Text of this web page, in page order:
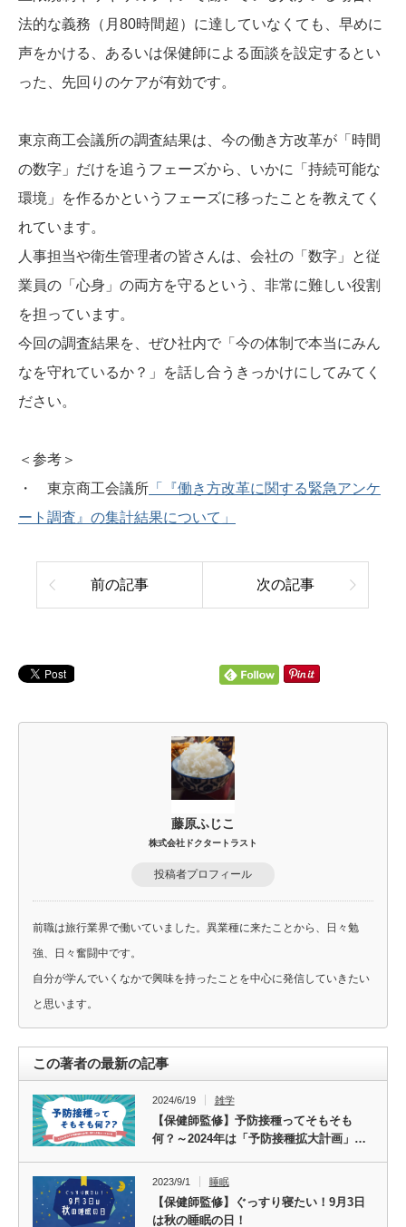
法的な義務（月80時間超）に達していなくても、早めに
声をかける、あるいは保健師による面談を設定するとい
った、先回りのケアが有効です。
東京商工会議所の調査結果は、今の働き方改革が「時間
の数字」だけを追うフェーズから、いかに「持続可能な
環境」を作るかというフェーズに移ったことを教えてく
れています。
人事担当や衛生管理者の皆さんは、会社の「数字」と従
業員の「心身」の両方を守るという、非常に難しい役割
を担っています。
今回の調査結果を、ぜひ社内で「今の体制で本当にみん
なを守れているか？」を話し合うきっかけにしてみてく
ださい。
＜参考＞
・ 東京商工会議所 「『働き方改革に関する緊急アンケ
ート調査』の集計結果について」
前の記事 次の記事
藤原ふじこ
株式会社ドクタートラスト
投稿者プロフィール
前職は旅行業界で働いていました。異業種に来たことから、日々勉
強、日々奮闘中です。
自分が学んでいくなかで興味を持ったことを中心に発信していきたい
と思います。
この著者の最新の記事
2024/6/19 雑学
【保健師監修】予防接種ってそもそも
何？～2024年は「予防接種拡大計画」…
2023/9/1 睡眠
【保健師監修】ぐっすり寝たい！9月3日
は秋の睡眠の日！